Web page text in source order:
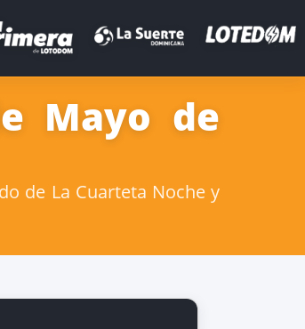
Mayo de
de La Cuarteta Noche y